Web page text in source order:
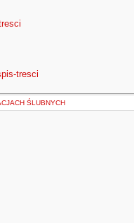
tresci
ŚLUBNYCH